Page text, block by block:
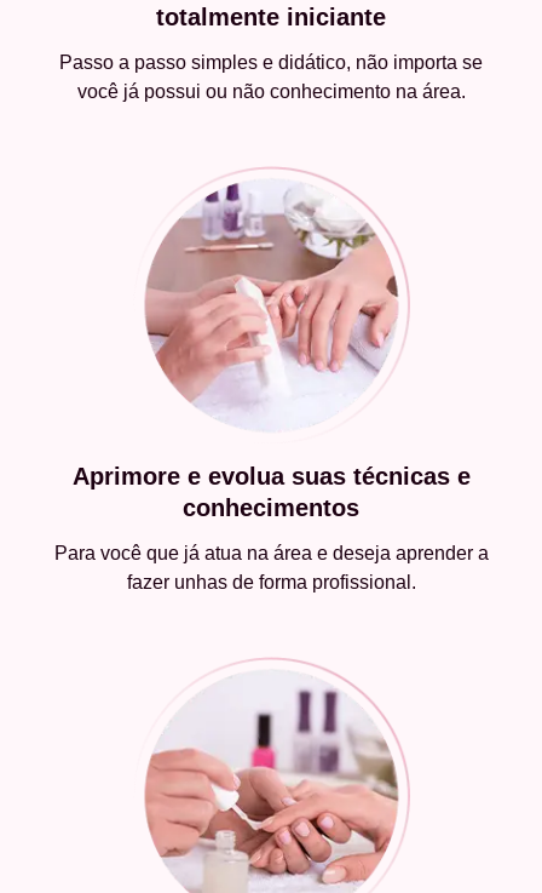
totalmente iniciante
Passo a passo simples e didático, não importa se
você já possui ou não conhecimento na área.
Aprimore e evolua suas técnicas e
conhecimentos
Para você que já atua na área e deseja aprender a
fazer unhas de forma profissional.